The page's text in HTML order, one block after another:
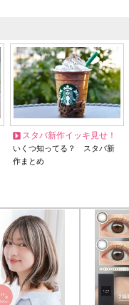
スタバ新作イッキ見せ！
いくつ知ってる？ スタバ新
作まとめ